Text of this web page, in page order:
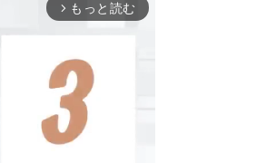
arrow_forward_ios もっと読む